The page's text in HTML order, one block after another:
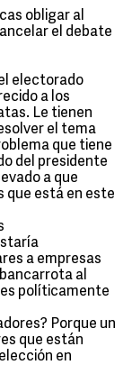
obligar al
el debate
electorado
a los
Le tienen
el tema
que tiene
del presidente
a que
que está en este
a empresas
al
políticamente
Porque un
que están
en